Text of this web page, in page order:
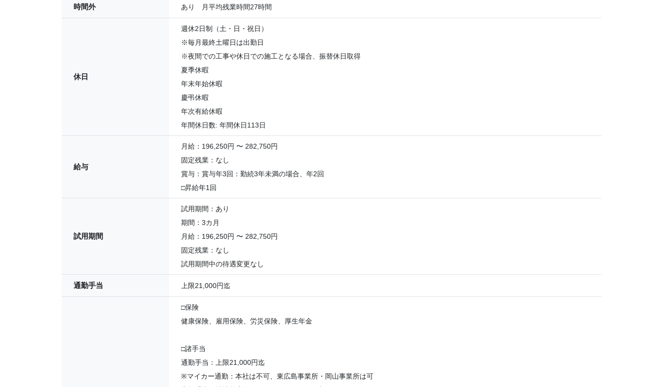
時間外 あり 月平均残業時間27時間
休日
週休2日制（土・日・祝日）
※毎月最終土曜日は出勤日
※夜間での工事や休日での施工となる場合、振替休日取得
夏季休暇
年末年始休暇
慶弔休暇
年次有給休暇
年間休日数: 年間休日113日
給与
月給：196,250円 〜 282,750円
固定残業：なし
賞与：賞与年3回：勤続3年未満の場合、年2回
□昇給年1回
試用期間
試用期間：あり
期間：3カ月
月給：196,250円 〜 282,750円
固定残業：なし
試用期間中の待遇変更なし
通勤手当 上限21,000円迄
□保険
健康保険、雇用保険、労災保険、厚生年金
□諸手当
通勤手当：上限21,000円迄
※マイカー通勤：本社は不可、東広島事業所・岡山事業所は可